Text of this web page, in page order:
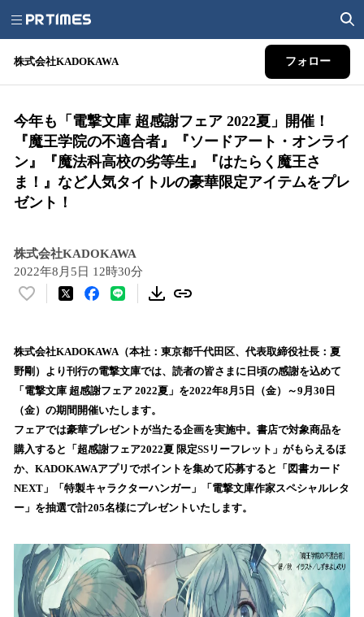
株式会社KADOKAWA フォロー
今年も「電撃文庫 超感謝フェア 2022夏」開催！
『魔王学院の不適合者』『ソードアート・オンライ
ン』『魔法科高校の劣等生』『はたらく魔王さ
ま！』など人気タイトルの豪華限定アイテムをプレ
ゼント！
株式会社KADOKAWA
2022年8月5日 12時30分
い
！
数
を
読
み
込
み
中
で
す
​株式会社KADOKAWA（本社：東京都千代田区、代表取締役社長：夏
野剛）より刊行の電撃文庫では、読者の皆さまに日頃の感謝を込めて
「電撃文庫 超感謝フェア 2022夏」を2022年8月5日（金）～9月30日
（金）の期間開催いたします。
フェアでは豪華プレゼントが当たる企画を実施中。書店で対象商品を
購入すると「超感謝フェア2022夏 限定SSリーフレット」がもらえるほ
か、KADOKAWAアプリでポイントを集めて応募すると「図書カード
NEXT」「特製キャラクターハンガー」「電撃文庫作家スペシャルレタ
ー」を抽選で計205名様にプレゼントいたします。